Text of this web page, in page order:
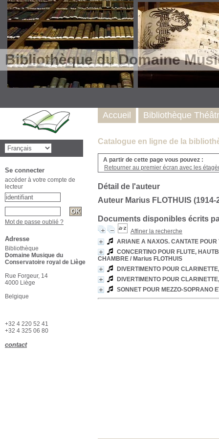
Bibliothèque du Domaine
Catalogue en ligne de la
A partir de cette page vous pouvez :
Retourner au premier écran avec les
Détail de l'auteur
Auteur Marius FLOTHUIS (1914-
Documents disponibles écrits
Affiner la recherche
ARIANE A NAXOS. CANTATE
CONCERTINO POUR FLUTE,
CHAMBRE / Marius FLOTHUIS
DIVERTIMENTO POUR
DIVERTIMENTO POUR
SONNET POUR MEZZO-SOPRANO
Accueil Bibliothèque
Se connecter
accéder à votre compte de
lecteur
Mot de passe oublié ?
Adresse
Bibliothèque
Domaine Musique du
Conservatoire royal de Liège
Rue Forgeur, 14
4000 Liège
Belgique
+32 4 220 52 41
+32 4 325 06 80
contact